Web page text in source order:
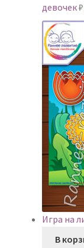
девочек₽
Игра на
В